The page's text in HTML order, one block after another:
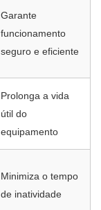
Garante
funcionamento
seguro e eficiente
Prolonga a vida
útil do
equipamento
Minimiza o tempo
de inatividade